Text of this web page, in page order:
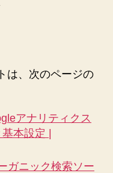
は、次のページの
アナリティクス
本設定 |
ガニック検索ソー